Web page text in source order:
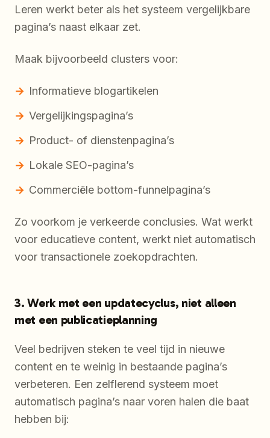
Leren werkt beter als het systeem vergelijkbare
pagina’s naast elkaar zet.
Maak bijvoorbeeld clusters voor:
Informatieve blogartikelen
Vergelijkingspagina’s
Product- of dienstenpagina’s
Lokale SEO-pagina’s
Commerciële bottom-funnelpagina’s
Zo voorkom je verkeerde conclusies. Wat werkt
voor educatieve content, werkt niet automatisch
voor transactionele zoekopdrachten.
3. Werk met een updatecyclus, niet alleen
met een publicatieplanning
Veel bedrijven steken te veel tijd in nieuwe
content en te weinig in bestaande pagina’s
verbeteren. Een zelflerend systeem moet
automatisch pagina’s naar voren halen die baat
hebben bij: